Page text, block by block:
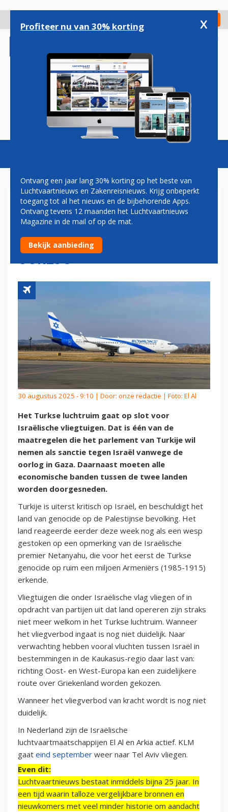
gaan
Check in
Magazine Podcasts Vacatures
TURKIJE WIL LUCHTRUIM
SLUITEN VOOR ISRAËLISCHE
VLIEGTUIGEN OM GAZA-
OORLOG
30 augustus 2025 - 9:10 | Door: onze redactie | Foto: El Al
Het Turkse luchtruim gaat op slot voor
Israëlische vliegtuigen. Dat is één van de
maatregelen die het parlement van Turkije wil
nemen als sanctie tegen Israël vanwege de
oorlog in Gaza. Daarnaast moeten alle
economische banden tussen de twee landen
worden doorgesneden.
Turkije is uiterst kritisch op Israël, en beschuldigt het
land van genocide op de Palestijnse bevolking. Het
land reageerde eerder deze week nog als een wesp
gestoken op een opmerking van de Israëlische
premier Netanyahu, die voor het eerst de Turkse
genocide op ruim een miljoen Armeniërs (1985-1915)
erkende.
Vliegtuigen die onder Israëlische vlag vliegen of in
opdracht van partijen uit dat land opereren zijn straks
niet meer welkom in het Turkse luchtruim. Wanneer
het vliegverbod ingaat is nog niet duidelijk. Naar
verwachting hebben vooral vluchten tussen Israël in
bestemmingen in de Kaukasus-regio daar last van:
richting Oost- en West-Europa kan een zuidelijkere
route over Griekenland worden gekozen.
Wanneer het vliegverbod van kracht wordt is nog niet
duidelijk.
In Nederland zijn de Israëlische
luchtvaartmaatschappijen El Al en Arkia actief. KLM
gaat eind september weer naar Tel Aviv vliegen.
Even dit:
Luchtvaartnieuws bestaat inmiddels bijna 25 jaar. In
een tijd waarin talloze vergelijkbare bronnen en
nieuwkomers met veel minder historie om aandacht
Profiteer nu van 30% korting x
Ontvang een jaar lang 30% korting op het beste van
Luchtvaartnieuws en Zakenreisnieuws. Krijg onbeperkt
toegang tot al het nieuws en de bijbehorende Apps.
Ontvang tevens 12 maanden het Luchtvaartnieuws
Magazine in de mail of op de mat.
Bekijk aanbieding